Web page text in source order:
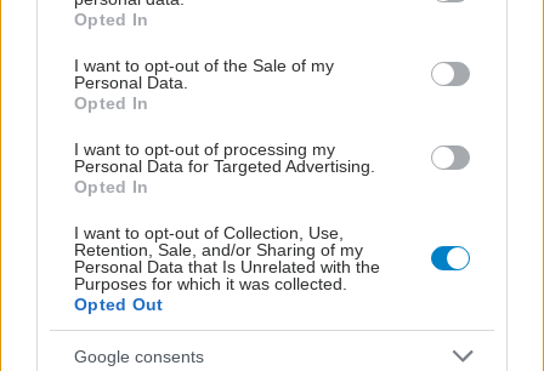
grant or deny consent to Google and its third-party tags to
use your data for below specified purposes in below Google
consent section.
Opted In
I want to opt-out of the Sale of my
Personal Data.
Opted In
I want to opt-out of processing my
Personal Data for Targeted Advertising.
Opted In
I want to opt-out of Collection, Use,
Retention, Sale, and/or Sharing of my
Personal Data that Is Unrelated with the
Purposes for which it was collected.
Opted Out
Google consents
Πότε λες ότι έχει
παραγίνει;
ΔΕΙΤΕ ΕΠΙΣΗΣ